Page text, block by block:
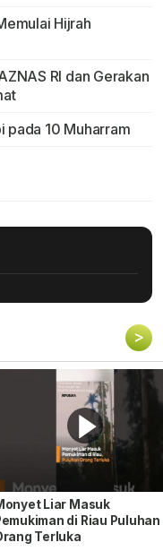
Hijrah
RI dan Gerakan
pada 10 Muharram
>
Liar Masuk
di Riau Puluhan
Terluka